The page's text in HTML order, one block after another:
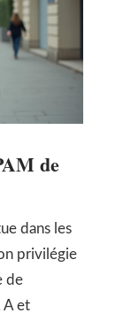
de
dans les
privilégie
de
A et